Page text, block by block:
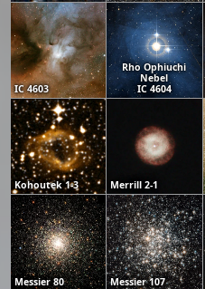
IC 4603
Rho Ophiuchi
Nebel
IC 4604
Kohoutek 1-3 Merrill 2-1
Messier 80 Messier 107